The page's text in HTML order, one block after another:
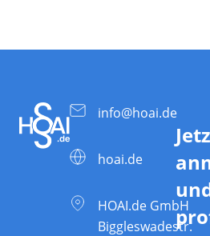
info@hoai.de
hoai.de
HOAI.de GmbH
Biggleswadestr.